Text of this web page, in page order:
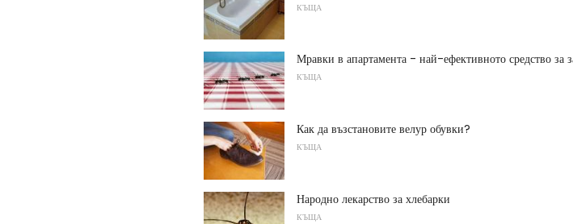
КЪЩА
Мравки в апартамента - най-ефективното средство за
КЪЩА
Как да възстановите велур обувки?
КЪЩА
Народно лекарство за хлебарки
КЪЩА